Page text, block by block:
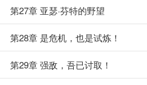
第27章 亚瑟·芬特的野望
第28章 是危机，也是试炼！
第29章 强敌，吾已讨取！